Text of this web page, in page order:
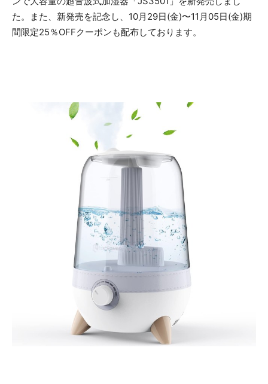
た。また、新発売を記念し、10月29日(金)〜11月05日(金)期
間限定25％OFFクーポンも配布しております。